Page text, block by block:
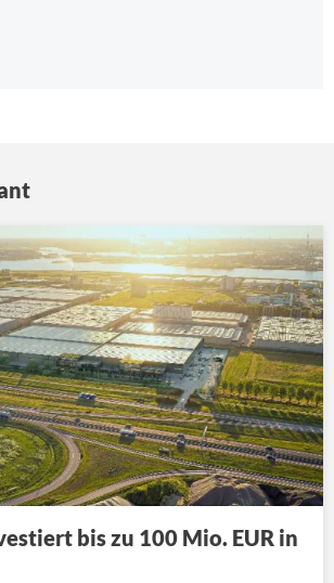
bis zu 100 Mio. EUR in